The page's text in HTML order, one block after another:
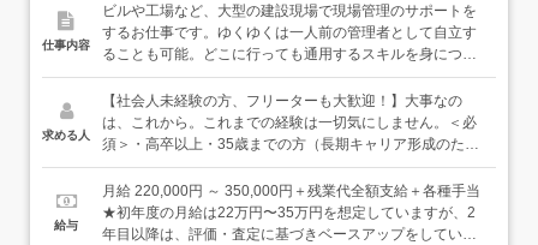
仕事内容
ビルや工場など、大型の建設現場で現場管理のサポートを
するお仕事です。ゆくゆくは一人前の管理者として自立す
ることも可能。どこに行っても通用するスキルを身につけ
ることができる環境です。充実した環境で、あなたを大事
に育てます。＜具体的には…＞●安全管理のサポート：職
人さんが怪我をしないように危険な箇所に目印をつけ、事
前に周知したり、熱中症にならないよう水分補給のお声が
造られているかを確認し、写真を撮って記録を残します。
●スケジュール管理：工事スケジュールが予定通り進むよ
うに、作業内容や材料の搬入時間などを記入します。など
求める人
【社会人未経験の方、フリーターも大歓迎！】大事なの
は、これから。これまでの経験は一切気にしません。＜必
須＞・高卒以上・35歳までの方（長期キャリア形成のた
め）＜歓迎＞・普通自動車免許をお持ちの方（AT限定で
OK）・みんなで力を合わせて何かを達成する喜びを感じて
みたい方・自分の将来をより良いものにするために、一歩
一歩学んでいきたい方居酒屋スタッフ・アミューズメント
給与
月給 220,000円 ～ 350,000円＋残業代全額支給＋各種手当
★初年度の月給は22万円〜35万円を想定していますが、2
年目以降は、評価・査定に基づきベースアップをしていき